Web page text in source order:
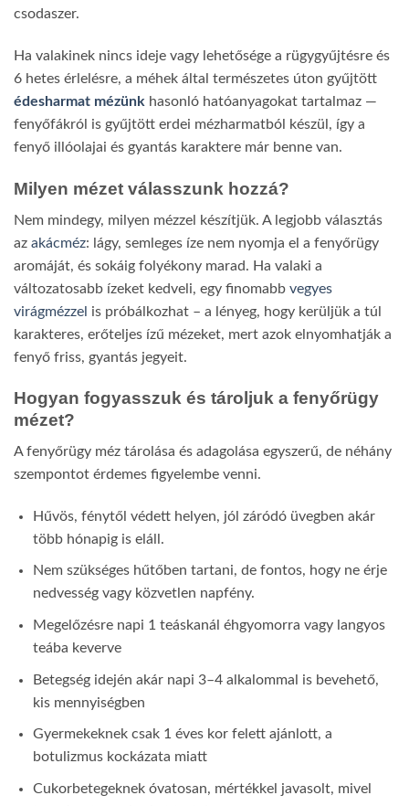
csodaszer.
Ha valakinek nincs ideje vagy lehetősége a rügygyűjtésre és
6 hetes érlelésre, a méhek által természetes úton gyűjtött
édesharmat mézünk hasonló hatóanyagokat tartalmaz —
fenyőfákról is gyűjtött erdei mézharmatból készül, így a
fenyő illóolajai és gyantás karaktere már benne van.
Milyen mézet válasszunk hozzá?
Nem mindegy, milyen mézzel készítjük. A legjobb választás
az akácméz: lágy, semleges íze nem nyomja el a fenyőrügy
aromáját, és sokáig folyékony marad. Ha valaki a
változatosabb ízeket kedveli, egy finomabb vegyes
virágmézzel is próbálkozhat – a lényeg, hogy kerüljük a túl
karakteres, erőteljes ízű mézeket, mert azok elnyomhatják a
fenyő friss, gyantás jegyeit.
Hogyan fogyasszuk és tároljuk a fenyőrügy
mézet?
A fenyőrügy méz tárolása és adagolása egyszerű, de néhány
szempontot érdemes figyelembe venni.
Hűvös, fénytől védett helyen, jól záródó üvegben akár
több hónapig is eláll.
Nem szükséges hűtőben tartani, de fontos, hogy ne érje
nedvesség vagy közvetlen napfény.
Megelőzésre napi 1 teáskanál éhgyomorra vagy langyos
teába keverve
Betegség idején akár napi 3–4 alkalommal is bevehető,
kis mennyiségben
Gyermekeknek csak 1 éves kor felett ajánlott, a
botulizmus kockázata miatt
Cukorbetegeknek óvatosan, mértékkel javasolt, mivel